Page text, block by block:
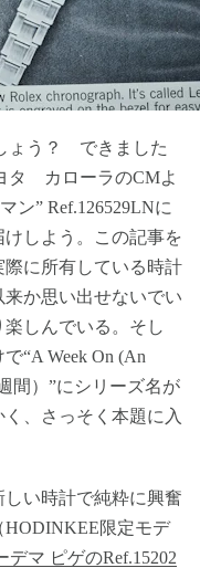
ょう？ できました
タ カローラのCMよ
ン” Ref.126529LNに
しよう。この記事を
に所有している時計
か思い出せないでい
しんでいる。そし
“A Week On (An
間）”にシリーズ名が
、さっそく本題に入
い時計で純粋に興奮
HODINKEE限定モデ
デマ ピゲのRef.15202